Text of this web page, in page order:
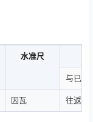
水准尺
与已知
因瓦 往返